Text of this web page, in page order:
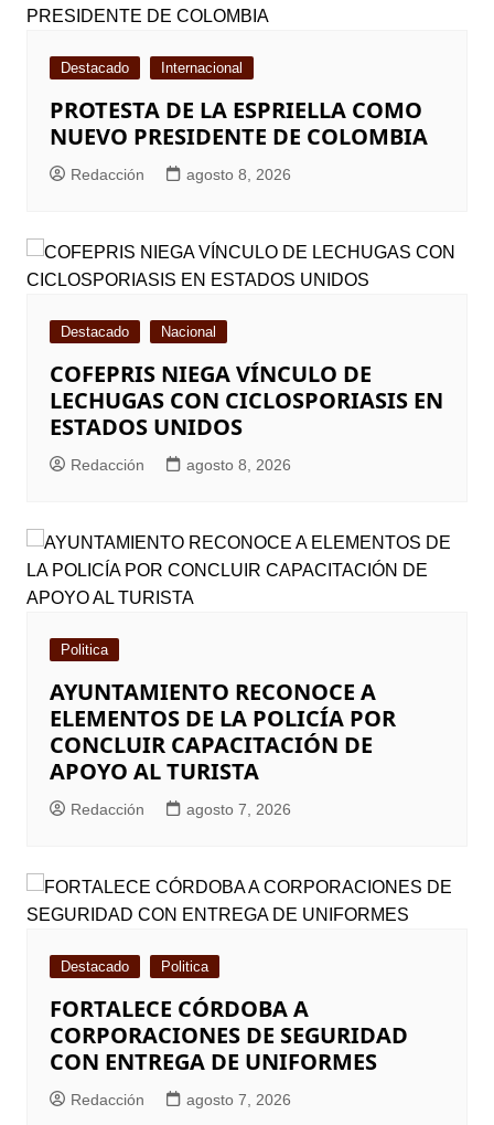
Destacado Internacional
PROTESTA DE LA ESPRIELLA COMO
NUEVO PRESIDENTE DE COLOMBIA
Redacción agosto 8, 2026
Destacado Nacional
COFEPRIS NIEGA VÍNCULO DE
LECHUGAS CON CICLOSPORIASIS EN
ESTADOS UNIDOS
Redacción agosto 8, 2026
Politica
AYUNTAMIENTO RECONOCE A
ELEMENTOS DE LA POLICÍA POR
CONCLUIR CAPACITACIÓN DE
APOYO AL TURISTA
Redacción agosto 7, 2026
Destacado Politica
FORTALECE CÓRDOBA A
CORPORACIONES DE SEGURIDAD
CON ENTREGA DE UNIFORMES
Redacción agosto 7, 2026